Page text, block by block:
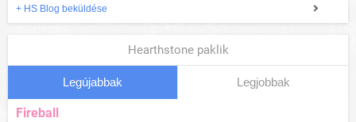
+ HS Blog beküldése
Hearthstone paklik
Legújabbak Legjobbak
Fireball